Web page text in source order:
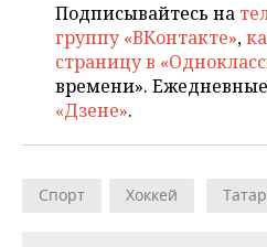
Подписывайтесь на
группу «ВКонтакте»,
страницу в
времени».
«Дзене».
Спорт Хоккей